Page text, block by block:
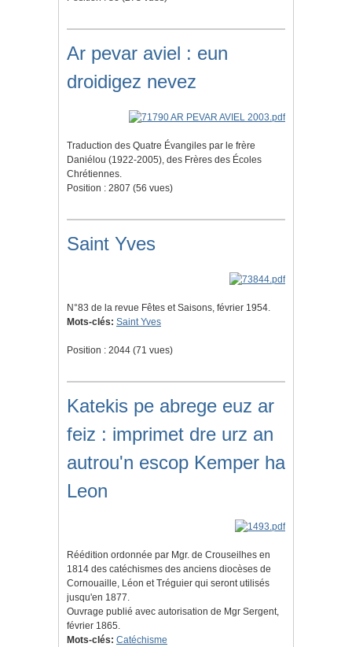
Ar pevar aviel : eun
droidigez nevez
Traduction des Quatre Évangiles par le frère
Daniélou (1922-2005), des Frères des Écoles
Chrétiennes.
Position : 2807 (56 vues)
Saint Yves
N°83 de la revue Fêtes et Saisons, février 1954.
Mots-clés: Saint Yves
Position : 2044 (71 vues)
Katekis pe abrege euz ar
feiz : imprimet dre urz an
autrou'n escop Kemper ha
Leon
Réédition ordonnée par Mgr. de Crouseilhes en
1814 des catéchismes des anciens diocèses de
Cornouaille, Léon et Tréguier qui seront utilisés
jusqu'en 1877.
Ouvrage publié avec autorisation de Mgr Sergent,
février 1865.
Mots-clés: Catéchisme